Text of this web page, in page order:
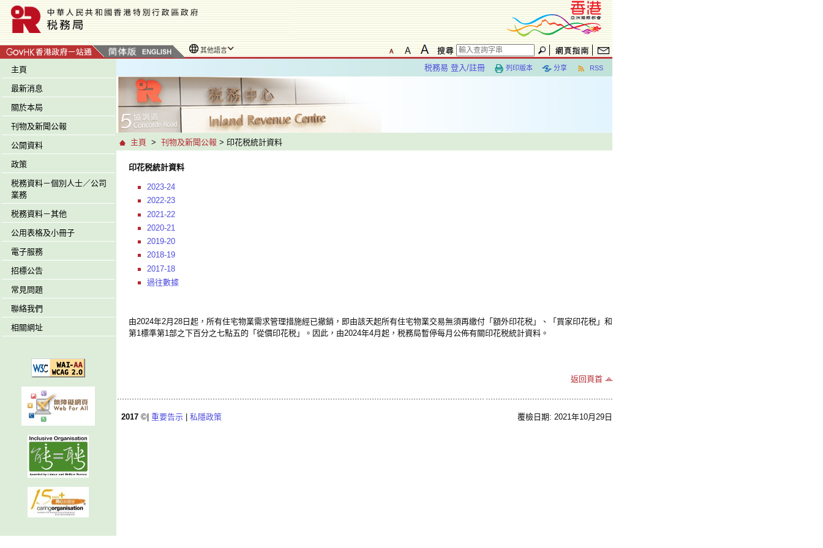
其他語言
主頁
最新消息
關於本局
刊物及新聞公報
公開資料
政策
税務資料－個別人士／公司
業務
税務資料－其他
公用表格及小冊子
電子服務
招標公告
常見問題
聯絡我們
相關網址
RSS
分享
列印版本
税務易 登入/註冊
主頁 > 刊物及新聞公報 > 印花税統計資料
印花税統計資料
2023-24
2022-23
2021-22
2020-21
2019-20
2018-19
2017-18
過往數據
由2024年2月28日起，所有住宅物業需求管理措施經已撤銷，即由該天起所有住宅物業交易無須再繳付「額外印花税」、「買家印花税」和
第1標準第1部之下百分之七點五的「從價印花税」。因此，由2024年4月起，税務局暫停每月公佈有關印花税統計資料。
返回頁首
2017 ©| 重要告示 私隱政策 覆檢日期: 2021年10月29日